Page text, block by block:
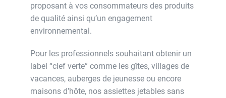
proposant à vos consommateurs des produits
de qualité ainsi qu’un engagement
environnemental.
Pour les professionnels souhaitant obtenir un
label “clef verte” comme les gîtes, villages de
vacances, auberges de jeunesse ou encore
maisons d’hôte, nos assiettes jetables sans